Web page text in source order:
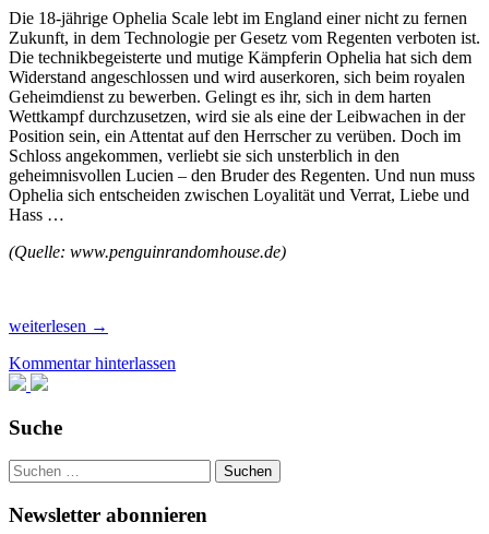
Die 18-jährige Ophelia Scale lebt im England einer nicht zu fernen
Zukunft, in dem Technologie per Gesetz vom Regenten verboten ist.
Die technikbegeisterte und mutige Kämpferin Ophelia hat sich dem
Widerstand angeschlossen und wird auserkoren, sich beim royalen
Geheimdienst zu bewerben. Gelingt es ihr, sich in dem harten
Wettkampf durchzusetzen, wird sie als eine der Leibwachen in der
Position sein, ein Attentat auf den Herrscher zu verüben. Doch im
Schloss angekommen, verliebt sie sich unsterblich in den
geheimnisvollen Lucien – den Bruder des Regenten. Und nun muss
Ophelia sich entscheiden zwischen Loyalität und Verrat, Liebe und
Hass …
(Quelle: www.penguinrandomhouse.de)
Rezension:
Scale
–
Welt
brennen“
von
Kiefer,
weiterlesen →
Kommentar hinterlassen
Suche
Suchen
nach:
Newsletter abonnieren